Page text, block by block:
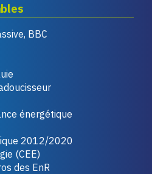
BBC
énergétique
2012/2020
(CEE)
des EnR